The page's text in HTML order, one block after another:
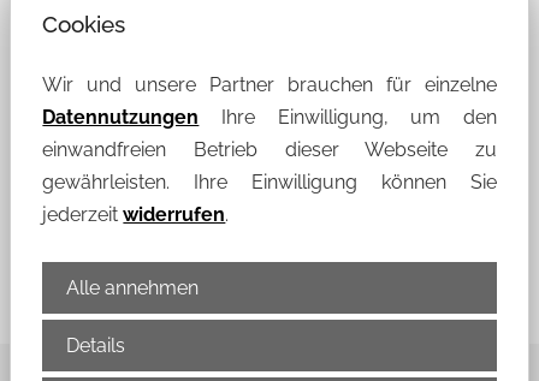
Gaststättenrecht
Ordnung und Sicherheit
Straßen und Sicherheit
Cookies
Wir und unsere Partner brauchen für einzelne
Datennutzungen Ihre Einwilligung, um den
einwandfreien Betrieb dieser Webseite zu
gewährleisten. Ihre Einwilligung können Sie
jederzeitwiderrufen.
Alle annehmen
Details